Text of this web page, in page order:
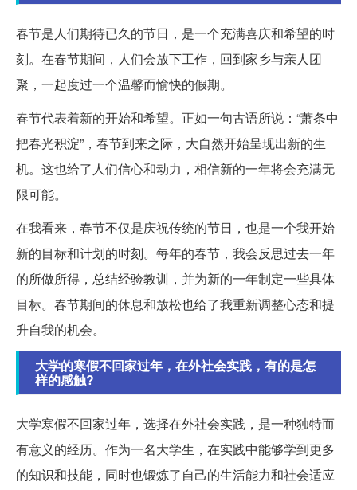
春节是人们期待已久的节日，是一个充满喜庆和希望的时
刻。在春节期间，人们会放下工作，回到家乡与亲人团
聚，一起度过一个温馨而愉快的假期。
春节代表着新的开始和希望。正如一句古语所说：“萧条中
把春光积淀”，春节到来之际，大自然开始呈现出新的生
机。这也给了人们信心和动力，相信新的一年将会充满无
限可能。
在我看来，春节不仅是庆祝传统的节日，也是一个我开始
新的目标和计划的时刻。每年的春节，我会反思过去一年
的所做所得，总结经验教训，并为新的一年制定一些具体
目标。春节期间的休息和放松也给了我重新调整心态和提
升自我的机会。
大学的寒假不回家过年，在外社会实践，有的是怎
样的感触?
大学寒假不回家过年，选择在外社会实践，是一种独特而
有意义的经历。作为一名大学生，在实践中能够学到更多
的知识和技能，同时也锻炼了自己的生活能力和社会适应